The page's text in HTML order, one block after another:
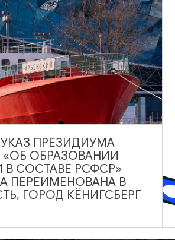
шоу «Вояж»
19:00
Калининград, Калининградский театр эстрады
500₽ ПУШКИНСКАЯ КАРТА
УКАЗ ПРЕЗИДИУМА
ОБРАЗОВАНИИ
В СОСТАВЕ РСФСР»
ПЕРЕИМЕНОВАНА В
ГОРОД КЁНИГСБЕРГ